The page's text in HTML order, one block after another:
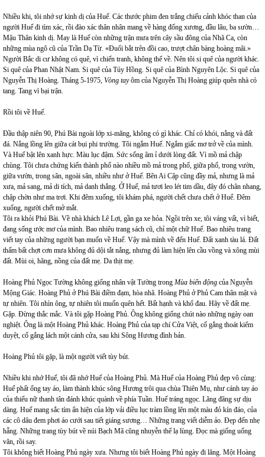
Nhiều khi, tôi nhớ sự kinh dị của Huế. Các thước phim đen trắng chiếu cảnh khóc than của
người Huế đi tìm xác, rồi đào xác thân nhân mang về hàng đống xương, đầu lâu, ba sườn…
Mậu Thân kinh dị. May là Huế còn những trận mưa trên cây sầu đông của Nhã Ca, còn
những mùa ngô cũ của Trần Dạ Từ. «Đuổi bắt trên đồi cao, trượt chân bàng hoàng mãi.»
Người Bắc di cư không có quê, vì chiến tranh, không thể về. Nên tôi si quê của người khác.
Si quê của Phan Nhật Nam. Si quê của Túy Hồng. Si quê của Bình Nguyên Lộc. Si quê của
Nguyễn Thị Hoàng. Tháng 5-1975, Vòng tayôm của Nguyễn Thị Hoàng giúp quên nhà có
tang. Tang vì bại trận.
Rồi tôi về Huế.
Đầu thập niên 90, Phú Bài ngoài lớp xi-măng, không có gì khác. Chỉ có khói, nắng và đất
đá. Nắng lồng lên giữa cát bụi phi trường. Tôi ngắm Huế. Ngắm giấc mơ trở về của mình.
Và Huế bật lên xanh hực. Màu lục đậm. Sức sống âm ỉ dưới lòng đất. Vì mồ mả chập
chùng. Tôi chưa chứng kiến thành phố nào nhiều mồ mả trong phố, giữa phố, trong vườn,
giữa vườn, trong sân, ngoài sân, nhiều như ở Huế. Bên Ai Cập cũng đầy mả, nhưng là mả
xưa, mả sang, mả di tích, mả danh thắng. Ở Huế, mả tươi leo lét tim dầu, đây đó chân nhang,
chập chờn như ma trơi. Khi đêm xuống, tôi khám phá, người chết chưa chết ở Huế. Đêm
xuống, người chết mở mắt.
Tôi ra khỏi Phú Bài. Về nhà khách Lê Lợi, gần ga xe hỏa. Ngồi trên xe, tôi váng vất, vì biết,
đang sống ước mơ của mình. Bao nhiêu trang sách cũ, chỉ một chữ Huế. Bao nhiêu trang
viết tay của những người bạn muốn về Huế. Vậy mà mình về đến Huế. Đất xanh tàu lá. Đất
thấm bất chợt cơn mưa không đủ dội tắt nắng, nhưng đủ làm hiện lên cầu vồng và xông mùi
đất. Mùi oi, hăng, nồng của đất mẹ. Da thịt mẹ.
Hoàng Phủ Ngọc Tường không giống nhân vật Tường trong Mùa biển động của Nguyễn
Mộng Giác. Hoàng Phủ ở Phú Bài điềm đạm, hòa nhã. Hoàng Phủ ở Phủ Cam thân mật và
tự nhiên. Tôi nhìn ông, tự nhiên tôi muốn quên hết. Bất hạnh và khổ đau. Hãy về đất mẹ.
Gặp. Đừng thắc mắc. Và tôi gặp Hoàng Phủ. Ông không giống chút nào những ngày oan
nghiệt. Ông là một Hoàng Phủ khác. Hoàng Phủ của tạp chí Cửa Việt, cố gắng thoát kiểm
duyệt, cố gắng lách một cánh cửa, sau khi Sông Hương đình bản.
Hoàng Phủ tôi gặp, là một người viết tùy bút.
Nhiều khi nhớ Huế, tôi đã nhớ Huế của Hoàng Phủ. Mà Huế của Hoàng Phủ đẹp vô cùng:
Huế phất ống tay áo, làm thành khúc sông Hương trôi qua chùa Thiên Mụ, như cánh tay áo
của thiếu nữ thanh tân đánh khúc quành về phía Tuần. Huế tráng ngọc. Lãng đãng sự dịu
dàng. Huế mang sắc tím ẩn hiện của lớp vải điều lục tràm lồng lên một màu đỏ kín đáo, của
các cô dâu đem phơi áo cưới sau tiết giáng sương… Những trang viết diễm ảo. Đẹp đến nhẹ
hẫng. Những trang tùy bút về núi Bạch Mã cũng nhuyễn thể lạ lùng. Đọc mà giống uống
văn, rồi say.
Tôi không biết Hoàng Phủ ngày xưa. Nhưng tôi biết Hoàng Phủ ngày đi lăng. Một Hoàng